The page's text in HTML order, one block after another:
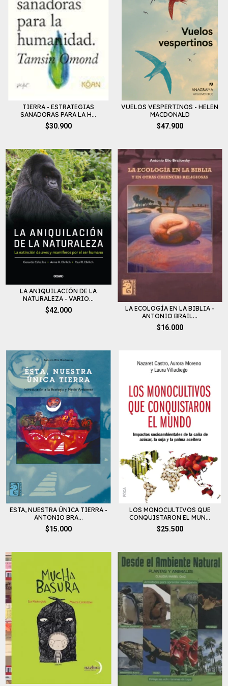
TIERRA - ESTRATEGIAS
SANADORAS PARA LA H...
$30.900
VUELOS VESPERTINOS - HELEN
MACDONALD
$47.900
LA ANIQUILACIÓN DE LA
NATURALEZA - VARIO...
$42.000
LA ECOLOGÍA EN LA BIBLIA -
ANTONIO BRAIL...
$16.000
ESTA, NUESTRA ÚNICA TIERRA -
ANTONIO BRA...
$15.000
LOS MONOCULTIVOS QUE
CONQUISTARON EL MUN...
$25.500